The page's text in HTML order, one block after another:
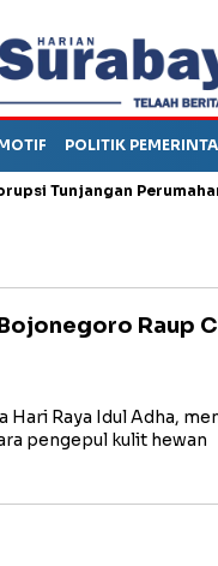
POLITIK
Perumahan
Raup
Hari Raya Idul Adha,
pengepul kulit hewan